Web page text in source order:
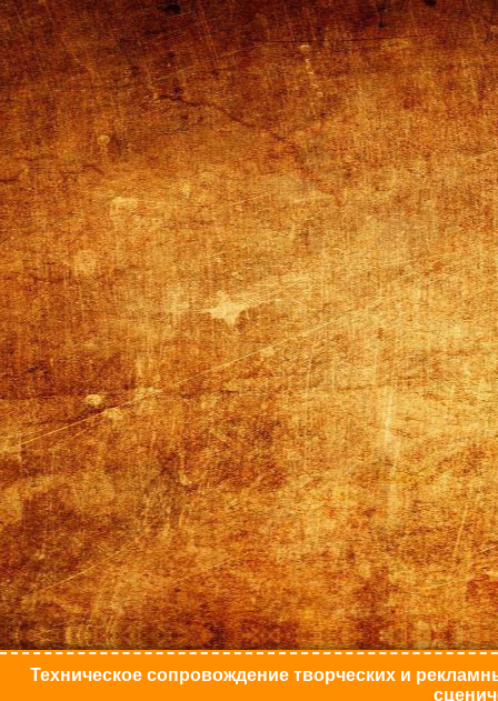
Техническое сопровождение творческих и